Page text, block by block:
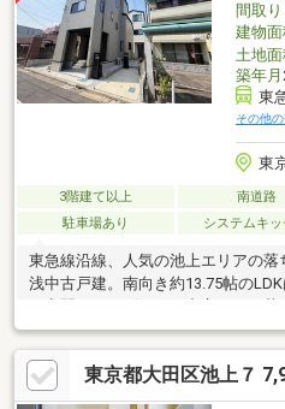
間取り
建物
土地
築年月
東
その他
東
3階建て以上 南道路
駐車場あり
システムキッ
東急線沿線、人気の池上エリアの
浅中古戸建。南向き約13.75帖の
収納を備え、住空間をすっきり保
力。スーパーやコンビニ、公園、
近に揃い、子育て世帯にもおすすめ
セスも良好で、通勤・通学にも便
東京都大田区池上７